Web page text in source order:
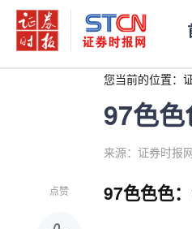
您当前的位置：
97色
来源：证券时报
点赞 97色色色